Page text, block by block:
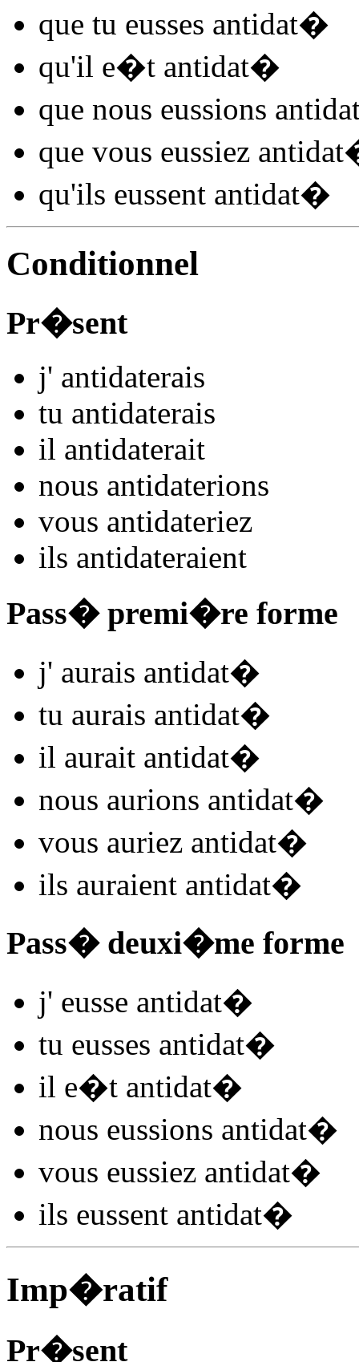
que tu eusses antidat�
qu'il e�t antidat�
que nous eussions
que vous eussiez antidat
qu'ils eussent antidat�
Conditionnel
Pr�sent
j' antidaterais
tu antidaterais
il antidaterait
nous antidaterions
vous antidateriez
ils antidateraient
Pass� premi�re forme
j' aurais antidat�
tu aurais antidat�
il aurait antidat�
nous aurions antidat�
vous auriez antidat�
ils auraient antidat�
Pass� deuxi�me forme
j' eusse antidat�
tu eusses antidat�
il e�t antidat�
nous eussions antidat�
vous eussiez antidat�
ils eussent antidat�
Imp�ratif
Pr�sent